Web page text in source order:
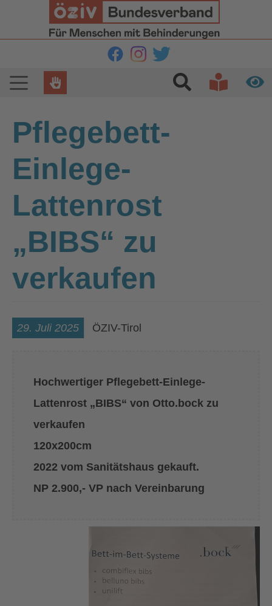
Zur Hauptnavigation springen
Zum Hauptinhalt springen
Zur Fußzeile springen
Pflegebett-
Einlege-
Lattenrost
„BIBS“ zu
verkaufen
29. Juli 2025 ÖZIV-Tirol
Hochwertiger Pflegebett-Einlege-
Lattenrost „BIBS“ von Otto.bock zu
verkaufen
120x200cm
2022 vom Sanitätshaus gekauft.
NP 2.900,- VP nach Vereinbarung